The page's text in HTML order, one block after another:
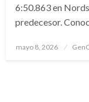
6:50.863 en
predecesor.
Publicado
mayo 8, 2026